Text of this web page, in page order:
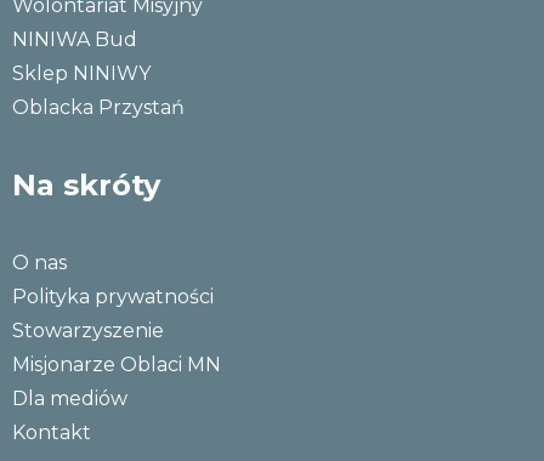
Wolontariat Misyjny
NINIWA Bud
Sklep NINIWY
Oblacka Przystań
Na skróty
O nas
Polityka prywatności
Stowarzyszenie
Misjonarze Oblaci MN
Dla mediów
Kontakt